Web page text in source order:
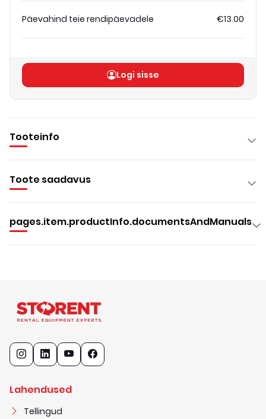
Päevahind teie rendipäevadele €13.00
Logi sisse
Tooteinfo
Toote saadavus
pages.item.productInfo.documentsAndManuals
Lahendused
Tellingud